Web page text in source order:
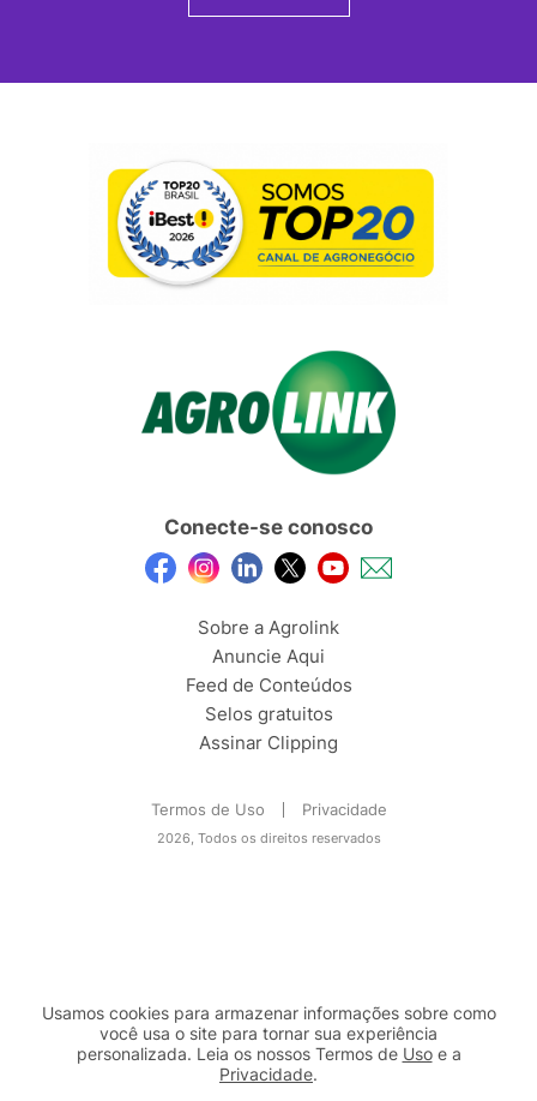
Conecte-se conosco
Sobre a Agrolink
Anuncie Aqui
Feed de Conteúdos
Selos gratuitos
Assinar Clipping
Termos de Uso Privacidade
2026, Todos os direitos reservados
Usamos cookies para armazenar informações sobre como
você usa o site para tornar sua experiência
personalizada. Leia os nossos Termos de Usoe a
Privacidade.